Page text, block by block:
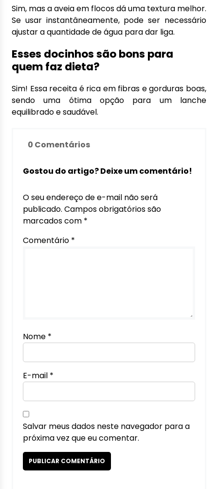
Sim, mas a aveia em flocos dá uma textura melhor.
Se usar instantâneamente, pode ser necessário
ajustar a quantidade de água para dar liga.
Esses docinhos são bons para
quem faz dieta?
Sim! Essa receita é rica em fibras e gorduras boas,
sendo uma ótima opção para um lanche
equilibrado e saudável.
0 Comentários
Gostou do artigo? Deixe um comentário!
O seu endereço de e-mail não será
publicado. Campos obrigatórios são
marcados com *
Comentário *
Nome *
E-mail *
Salvar meus dados neste navegador para a
próxima vez que eu comentar.